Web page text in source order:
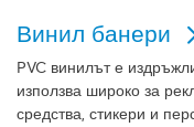
Винил банери
PVC винилът е
използва широко за
средства, стикери и